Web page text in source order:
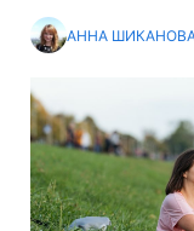
АННА